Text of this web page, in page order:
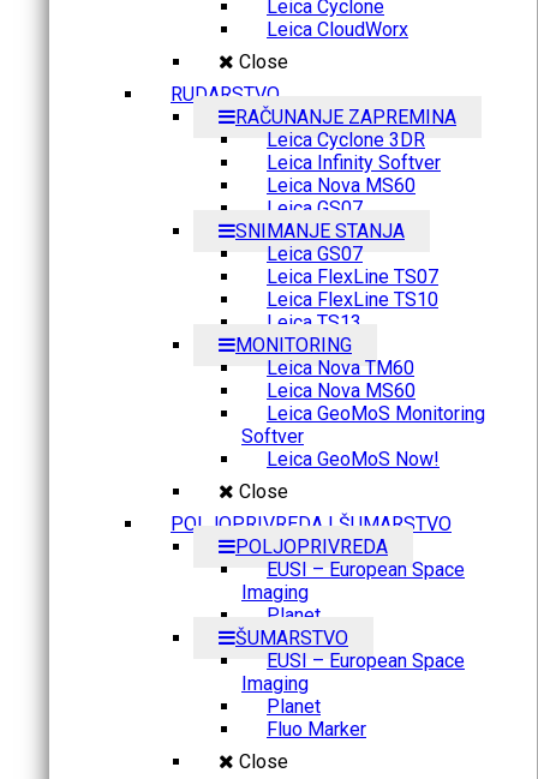
Leica Cyclone
Leica CloudWorx
Close
RUDARSTVO
RAČUNANJE ZAPREMINA
Leica Cyclone 3DR
Leica Infinity Softver
Leica Nova MS60
Leica GS07
SNIMANJE STANJA
Leica GS07
Leica FlexLine TS07
Leica FlexLine TS10
Leica TS13
MONITORING
Leica Nova TM60
Leica Nova MS60
Leica GeoMoS Monitoring
Softver
Leica GeoMoS Now!
Close
POLJOPRIVREDA I ŠUMARSTVO
POLJOPRIVREDA
EUSI – European Space
Imaging
Planet
ŠUMARSTVO
EUSI – European Space
Imaging
Planet
Fluo Marker
Close